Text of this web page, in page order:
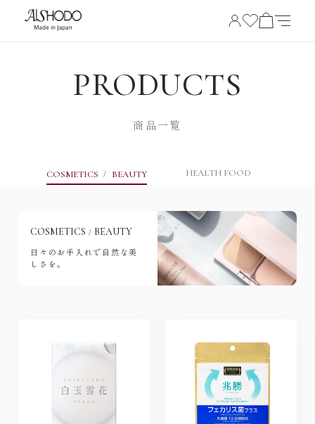
PRODUCTS
商品一覧
COSMETICS / BEAUTY HEALTH FOOD
COSMETICS / BEAUTY
日々のお手入れで自然な美
しさを。